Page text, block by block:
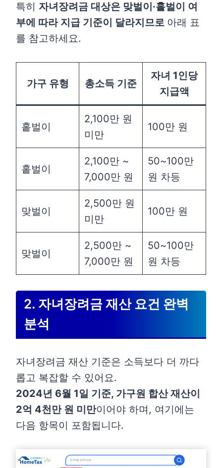
특히 자녀장려금 대상은 맞벌이·홑벌이 여
부에 따라 지급 기준이 달라지므로 아래 표
를 참고하세요.
가구 유형 총소득 기준
자녀 1인당
지급액
홑벌이
2,100만 원
미만
100만 원
홑벌이
2,100만 ~
7,000만 원
50~100만
원 차등
맞벌이
2,500만 원
미만
100만 원
맞벌이
2,500만 ~
7,000만 원
50~100만
원 차등
2. 자녀장려금 재산 요건 완벽
분석
자녀장려금 재산 기준은 소득보다 더 까다
롭고 복잡할 수 있어요.
2024년 6월 1일 기준, 가구원 합산 재산이
2억 4천만 원 미만이어야 하며, 여기에는
다음 항목이 포함됩니다.